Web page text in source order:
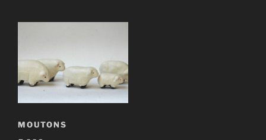
MOUTONS